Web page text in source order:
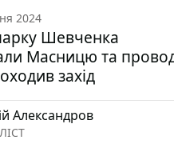
2024
Шевченка
Масницю та
захід
Александров